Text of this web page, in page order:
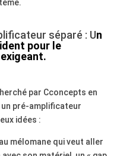
séparé : Un
pour le
exigeant.
par Cconcepts en
pré-amplificateur
idées :
mélomane qui veut aller